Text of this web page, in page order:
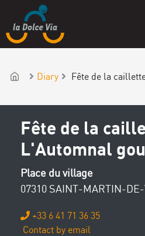
Diary Fête de la
Fête de la
L'Automnal
Place du village
07310 SAINT-MARTIN-
+33 6 41 71 36 35
Contact by email